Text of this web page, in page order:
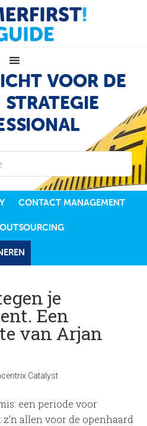
VOOR DE
STRATEGIE
CONTACT MANAGEMENT
OUTSOURCING
je
Een
van Arjan
Catalyst
een periode voor
allen voor de openhaard